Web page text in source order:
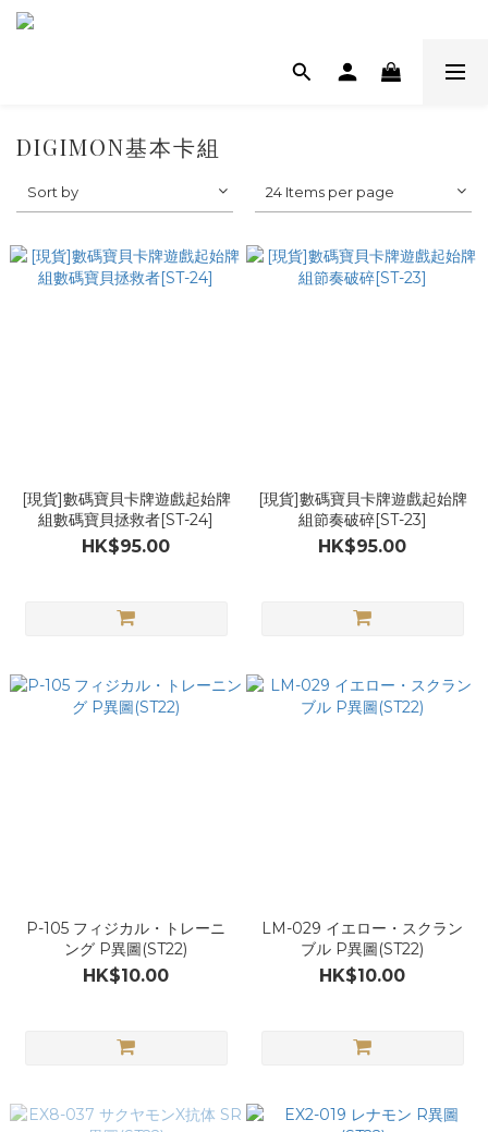
DIGIMON基本卡組
Sort by 24 Items per page
[現貨]數碼寶貝卡牌遊戲起始牌
組數碼寶貝拯救者[ST-24]
HK$95.00
[現貨]數碼寶貝卡牌遊戲起始牌
組節奏破碎[ST-23]
HK$95.00
P-105 フィジカル・トレーニ
ング P異圖(ST22)
HK$10.00
LM-029 イエロー・スクラン
ブル P異圖(ST22)
HK$10.00